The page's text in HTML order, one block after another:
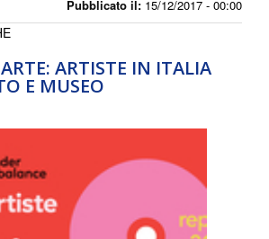
Pubblicato il: 15/12/2017 - 00:00
ARTISTE IN ITALIA
E MUSEO